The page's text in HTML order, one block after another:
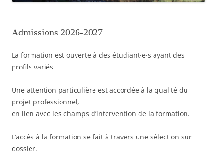
Admissions 2026-2027
La formation est ouverte à des étudiant·e·s ayant des
profils variés.
Une attention particulière est accordée à la qualité du
projet professionnel,
en lien avec les champs d’intervention de la formation.
L’accès à la formation se fait à travers une sélection sur
dossier.